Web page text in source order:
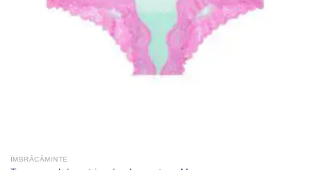
ÎMBRĂCĂMINTE